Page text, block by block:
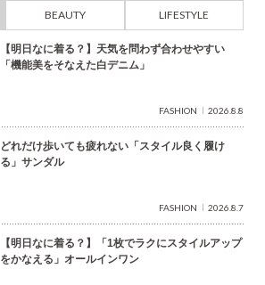
BEAUTY LIFESTYLE
【明日なに着る？】天気を問わず合わせやすい
「機能美をそなえた白デニム」
FASHION 2026.8.8
どれだけ歩いても疲れない「スタイル良く履け
る」サンダル
FASHION 2026.8.7
【明日なに着る？】「1枚でラクにスタイルアップ
をかなえる」オールインワン